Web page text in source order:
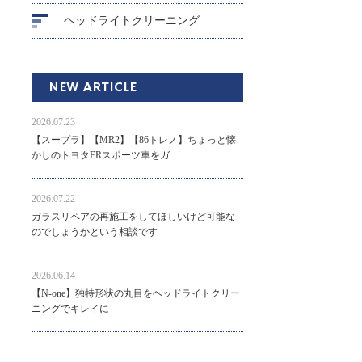
ヘッドライトクリーニング
NEW ARTICLE
2026.07.23
【スープラ】【MR2】【86トレノ】ちょっと懐
かしのトヨタFRスポーツ車をガ…
2026.07.22
ガラスリペアの再施工をしてほしいけど可能な
のでしょうかという相談です
2026.06.14
【N-one】独特形状の丸目をヘッドライトクリー
ニングでキレイに